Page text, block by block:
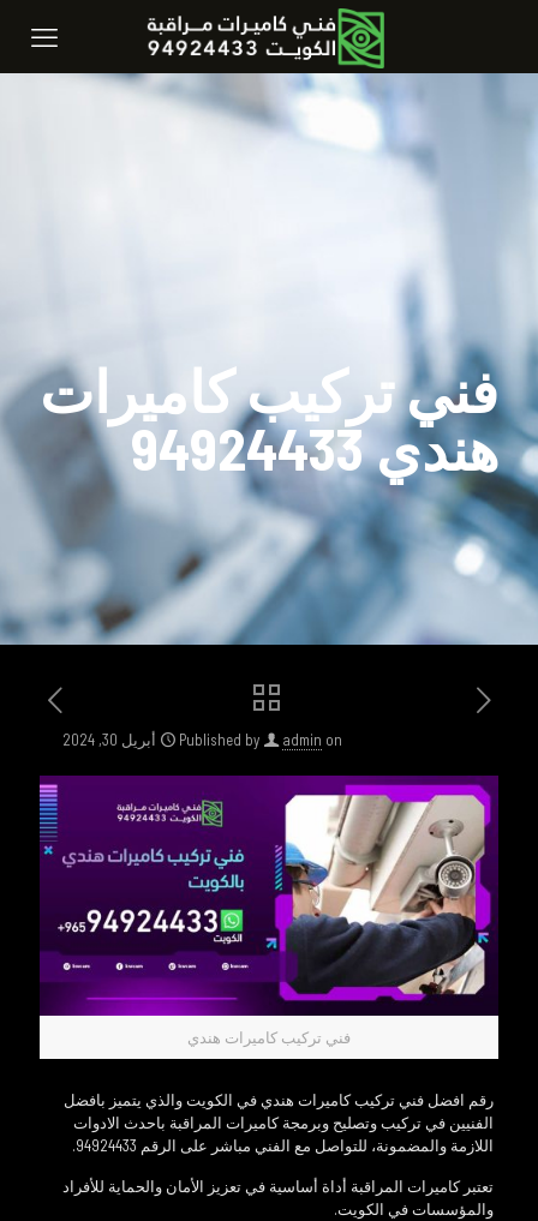
فني تركيب كاميرات
هندي 94924433
Published by admin on أبريل 30, 2024
فني تركيب كاميرات هندي
رقم افضل فني تركيب كاميرات هندي في الكويت والذي يتميز بافضل
الفنيين في تركيب وتصليح وبرمجة كاميرات المراقبة باحدث الادوات
اللازمة والمضمونة، للتواصل مع الفني مباشر على الرقم 94924433.
تعتبر كاميرات المراقبة أداة أساسية في تعزيز الأمان والحماية للأفراد
والمؤسسات في الكويت.